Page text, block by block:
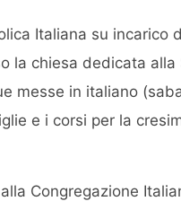
Italiana su incarico
la chiesa dedicata alla
messe in italiano
e i corsi per la
Congregazione